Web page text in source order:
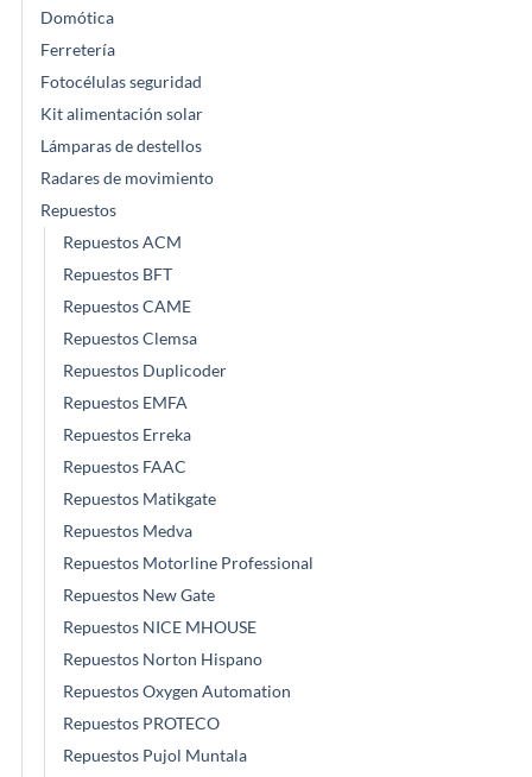
Domótica
Ferretería
Fotocélulas seguridad
Kit alimentación solar
Lámparas de destellos
Radares de movimiento
Repuestos
Repuestos ACM
Repuestos BFT
Repuestos CAME
Repuestos Clemsa
Repuestos Duplicoder
Repuestos EMFA
Repuestos Erreka
Repuestos FAAC
Repuestos Matikgate
Repuestos Medva
Repuestos Motorline Professional
Repuestos New Gate
Repuestos NICE MHOUSE
Repuestos Norton Hispano
Repuestos Oxygen Automation
Repuestos PROTECO
Repuestos Pujol Muntala